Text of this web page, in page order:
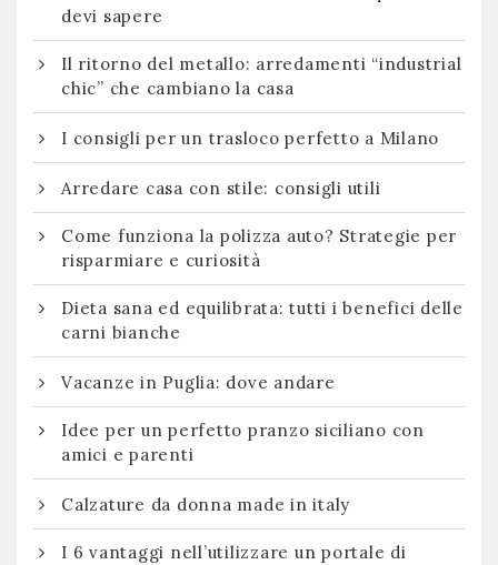
devi sapere
Il ritorno del metallo: arredamenti “industrial
chic” che cambiano la casa
I consigli per un trasloco perfetto a Milano
Arredare casa con stile: consigli utili
Come funziona la polizza auto? Strategie per
risparmiare e curiosità
Dieta sana ed equilibrata: tutti i benefici delle
carni bianche
Vacanze in Puglia: dove andare
Idee per un perfetto pranzo siciliano con
amici e parenti
Calzature da donna made in italy
I 6 vantaggi nell’utilizzare un portale di